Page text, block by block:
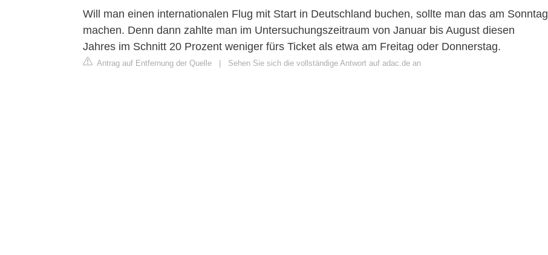
Will man einen internationalen Flug mit Start in Deutschland buchen, sollte man das am Sonntag
machen. Denn dann zahlte man im Untersuchungszeitraum von Januar bis August diesen
Jahres im Schnitt 20 Prozent weniger fürs Ticket als etwa am Freitag oder Donnerstag.
Antrag auf Entfernung der Quelle Sehen Sie sich die vollständige Antwort auf adac.de an